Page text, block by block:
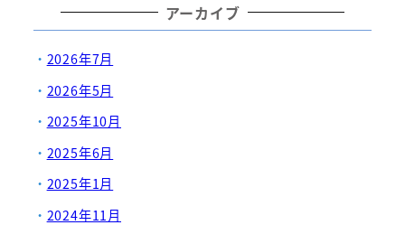
アーカイブ
2026年7月
2026年5月
2025年10月
2025年6月
2025年1月
2024年11月